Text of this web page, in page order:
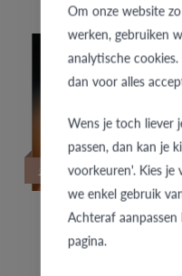
27/01/2022
ONTDEK NU DE
Om onze website
werken, gebruiken
analytische
dan voor alles
Wens je toch liever
passen, dan kan je
voorkeuren'. Kies je
we enkel gebruik
Achteraf
pagina.